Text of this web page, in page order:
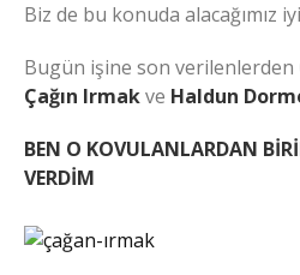
Biz de bu konuda alacağımız
Bugün işine son verilenlerden
Çağın Irmakve Haldun
BEN O KOVULANLARDAN
VERDİM